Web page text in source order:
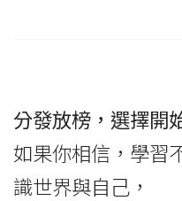
分發放榜，選擇開
如果你相信，學習
識世界與自己，